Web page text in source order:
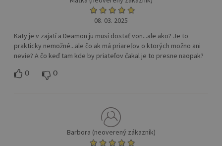
08. 03. 2025
Katy je v zajatí a Deamon ju musí dostať von...ale ako? Je to
prakticky nemožné...ale čo ak má priareľov o ktorých možno ani
nevie? A čo keď tam kde by priateľov čakal je to presne naopak?
0 0
Barbora (neoverený zákazník)